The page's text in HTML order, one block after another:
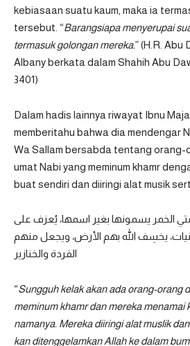
kebiasaan suatu kaum, maka ia
tersebut. “Barangsiapa menyerupai
termasuk golongan mereka.” (H.R. Abu
Albany berkata dalam Shahih Abu
3401)
Dalam hadis lainnya riwayat Ibnu
memberitahu bahwa dia mendengar
Wa Sallam bersabda tentang orang-
umat Nabi yang meminum khamr
buat sendiri dan diiringi alat musik
الخمر يسمونها بغير اسمها، يُعزف على
يخسِف الله بهم الأرض، ويجعل منهم
القردة والخنازير
“Sungguh kelak akan ada orang-orang
meminum khamr dan mereka menamai
namanya. Mereka diiringi alat muslik
kan ditenggelamkan Allah ke dalam